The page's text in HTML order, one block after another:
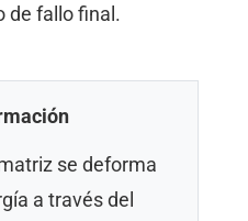
de fallo final.
se deforma
a través del